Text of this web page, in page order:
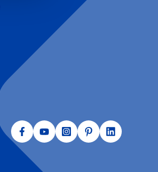
FacebookYouTubeInstagramPinterestLinkedIn